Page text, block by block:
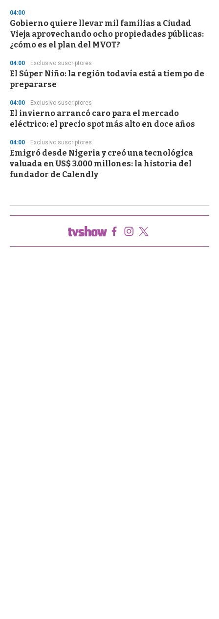
04:00
Gobierno quiere llevar mil familias a Ciudad
Vieja aprovechando ocho propiedades públicas:
¿cómo es el plan del MVOT?
04:00 Exclusivo suscriptores
El Súper Niño: la región todavía está a tiempo de
prepararse
04:00 Exclusivo suscriptores
El invierno arrancó caro para el mercado
eléctrico: el precio spot más alto en doce años
04:00 Exclusivo suscriptores
Emigró desde Nigeria y creó una tecnológica
valuada en US$ 3.000 millones: la historia del
fundador de Calendly